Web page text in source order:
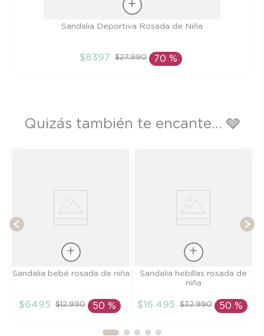
AÑADIR AL CARRITO
Sandalia Deportiva Rosada de Niña
$8397 $27.990 70 %
Quizás también te encante... 🩶
Talla
AÑADIR AL
Sandalia bebé rosada de niña
$6495 $12.990 50 %
Talla
AÑADIR AL
Sandalia hebillas rosada de
niña
$16.495 $32.990 50 %